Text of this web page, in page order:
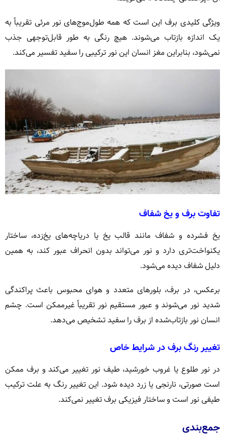
ویژگی کلیدی برف این است که همه طول‌موج‌های نور مرئی تقریباً به
یک اندازه بازتاب می‌شوند. هیچ رنگی به طور قابل‌توجهی جذب
نمی‌شود، بنابراین مغز انسان این نور ترکیبی را سفید تفسیر می‌کند.
تفاوت برف و یخ شفاف
یخ فشرده و شفاف مانند قالب یخ یا دریاچه‌های یخ‌زده، ساختار
یکنواخت‌تری دارد و نور می‌تواند بدون انحراف عبور کند، به همین
دلیل شفاف دیده می‌شود.
برعکس، در برف، بلورهای متعدد و هوای محبوس باعث پراکندگی
شدید نور می‌شوند و عبور مستقیم نور تقریباً غیرممکن است. چشم
انسان نور بازتاب‌شده از برف را سفید تشخیص می‌دهد.
تغییر رنگ برف در شرایط خاص
در نور طلوع یا غروب خورشید، طیف نور تغییر می‌کند و برف ممکن
است صورتی، نارنجی یا زرد دیده شود. این تغییر رنگ به علت ترکیب
طیفی نور است و ساختار فیزیکی برف تغییر نمی‌کند.
جمع‌بندی